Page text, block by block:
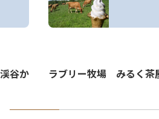
谷か ラブリー牧場 みるく茶